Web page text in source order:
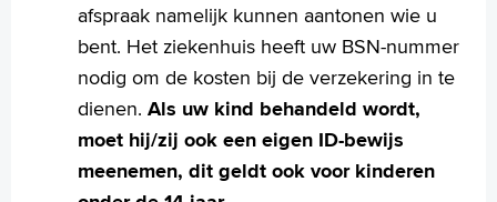
MijnASz
Verwijzers
Wetenschappelijk onderzoek
afspraak namelijk kunnen aantonen wie u
bent. Het ziekenhuis heeft uw BSN-nummer
nodig om de kosten bij de verzekering in te
dienen. Als uw kind behandeld wordt,
moet hij/zij ook een eigen ID-bewijs
meenemen, dit geldt ook voor kinderen